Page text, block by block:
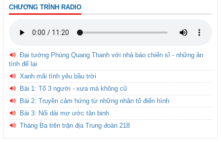
CHƯƠNG TRÌNH RADIO
Đại tướng Phùng Quang Thanh với nhà báo chiến sĩ - những ân
tình để lại
Xanh mãi tình yêu bầu trời
Bài 1: Tổ 3 người - xưa mà không cũ
Bài 2: Truyền cảm hứng từ những nhân tố điển hình
Bài 3: Nối dài mơ ước tân binh
Tháng Ba trên trận địa Trung đoàn 218